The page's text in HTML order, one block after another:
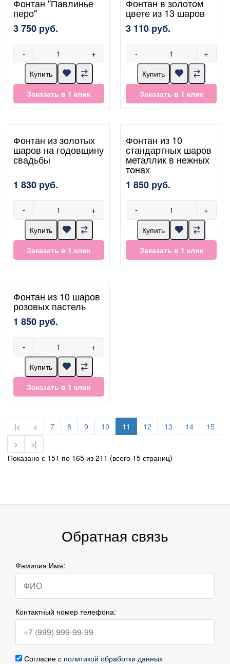
Фонтан "Павлинье
перо"
3 750 руб.
- +
Купить
Заказать в 1 клик
Фонтан в золотом
цвете из 13 шаров
3 110 руб.
- +
Купить
Заказать в 1 клик
Фонтан из золотых
шаров на годовщину
свадьбы
1 830 руб.
- +
Купить
Заказать в 1 клик
Фонтан из 10
стандартных шаров
металлик в нежных
тонах
1 850 руб.
- +
Купить
Заказать в 1 клик
Фонтан из 10 шаров
розовых пастель
1 850 руб.
- +
Купить
Заказать в 1 клик
|< < 7 8 9 10 11 12 13 14
15
>
>|
Показано с 151 по 165 из 211 (всего 15 страниц)
Обратная связь
Фамилия Имя:
Контактный номер телефона:
Согласие с политикой обработки данных